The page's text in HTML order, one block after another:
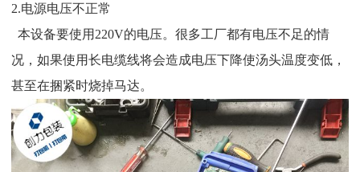
2.电源电压不正常
本设备要使用220V的电压。很多工厂都有电压不足的情
况，如果使用长电缆线将会造成电压下降使汤头温度变低，
甚至在捆紧时烧掉马达。